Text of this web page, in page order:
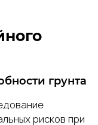
грунта
рисков при